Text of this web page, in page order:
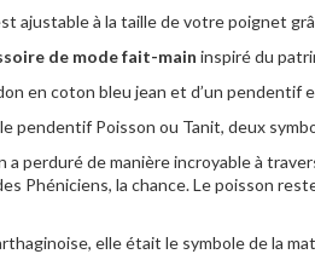
ajustable à la taille de votre poignet
de mode fait-main inspiré du
en coton bleu jean et d’un pendentif
pendentif Poisson ou Tanit, deux
a perduré de manière incroyable à
Phéniciens, la chance. Le poisson
elle était le symbole de la